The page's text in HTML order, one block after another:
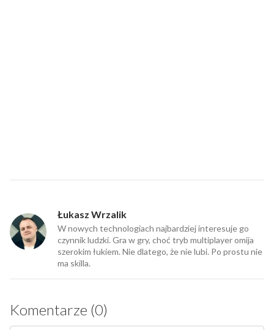
Łukasz Wrzalik
W nowych technologiach najbardziej interesuje go
czynnik ludzki. Gra w gry, choć tryb multiplayer omija
szerokim łukiem. Nie dlatego, że nie lubi. Po prostu nie
ma skilla.
Komentarze (0)